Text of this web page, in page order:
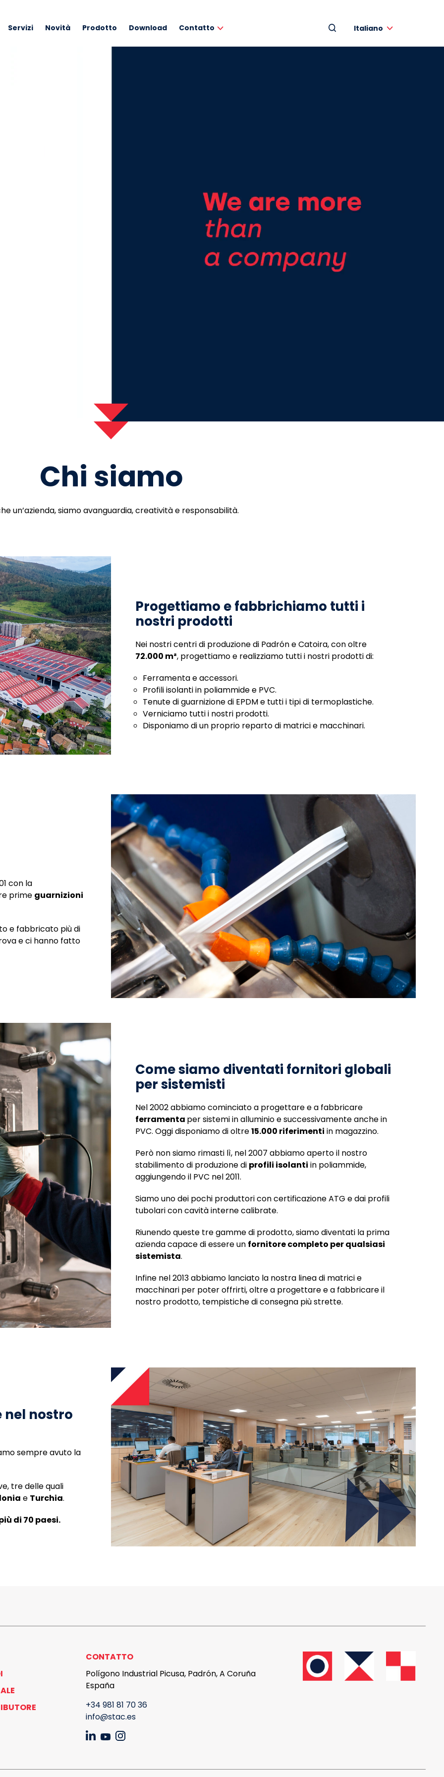
Servizi Novità Prodotto Download Contatto Italiano
Chi siamo
un’azienda, siamo avanguardia, creatività e responsabilità.
Progettiamo e fabbrichiamo tutti i
nostri prodotti
Nei nostri centri di produzione di Padrón e Catoira, con oltre
72.000 m², progettiamo e realizziamo tutti i nostri prodotti di:
Ferramenta e accessori.
Profili isolanti in poliammide e PVC.
Tenute di guarnizione di EPDM e tutti i tipi di termoplastiche.
Verniciamo tutti i nostri prodotti.
Disponiamo di un proprio reparto di matrici e macchinari.
con la
prime guarnizioni
e fabbricato più di
e ci hanno fatto
Come siamo diventati fornitori globali
per sistemisti
Nel 2002 abbiamo cominciato a progettare e a fabbricare
ferramenta per sistemi in alluminio e successivamente anche in
PVC. Oggi disponiamo di oltre15.000 riferimenti in magazzino.
Però non siamo rimasti lì, nel 2007 abbiamo aperto il nostro
stabilimento di produzione di profili isolanti in poliammide,
aggiungendo il PVC nel 2011.
Siamo uno dei pochi produttori con certificazione ATG e dai profili
tubolari con cavità interne calibrate.
Riunendo queste tre gamme di prodotto, siamo diventati la prima
azienda capace di essere un fornitore completo per qualsiasi
sistemista.
Infine nel 2013 abbiamo lanciato la nostra linea di matrici e
macchinari per poter offrirti, oltre a progettare e a fabbricare il
nostro prodotto, tempistiche di consegna più strette.
nel nostro
sempre avuto la
tre delle quali
e Turchia.
di 70 paesi.
CONTATTO
Polígono Industrial Picusa, Padrón, A Coruña
España
+34 981 81 70 36
info@stac.es